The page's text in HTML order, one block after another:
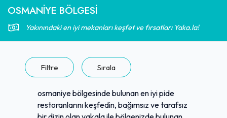
OSMANIYE BÖLGESI
Yakınındaki en iyi mekanları keşfet ve fırsatları Yaka.la!
Filtre Sırala
osmaniye bölgesinde bulunan en iyi pide
restoranlarını keşfedin, bağımsız ve tarafsız